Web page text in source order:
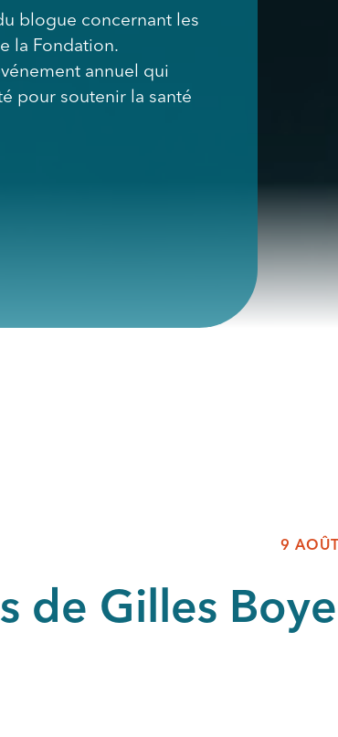
blogue concernant les
la Fondation.
annuel qui
pour soutenir la santé
9
de Gilles